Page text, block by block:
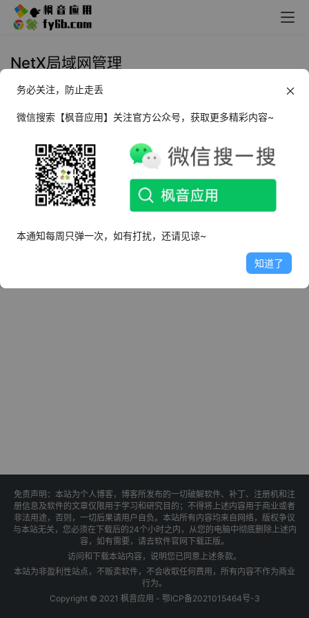
NetX局域网管理
Android NetX局域网管理_5.4.0.0
专业版
2022年3月11日
免责声明：本站为个人博客，博客所发布的一切破解软件、补丁、注册机和注
册信息及软件的文章仅限用于学习和研究目的；不得将上述内容用于商业或者
非法用途，否则，一切后果请用户自负。本站所有内容均来自网络，版权争议
与本站无关，您必须在下载后的24个小时之内，从您的电脑中彻底删除上述内
容，如有需要，请去软件官网下载正版。
访问和下载本站内容，说明您已同意上述条款。
本站为非盈利性站点，不贩卖软件，不会收取任何费用，所有内容不作为商业
行为。
Copyright © 2021 枫音应用 - 鄂ICP备2021015464号-3
务必关注，防止走丢
微信搜索【枫音应用】关注官方公众号，获取更多精彩内容~
本通知每周只弹一次，如有打扰，还请见谅~
知道了